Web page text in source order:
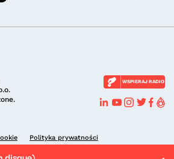
WSPIERAJ RADIO
Polityka prywatności